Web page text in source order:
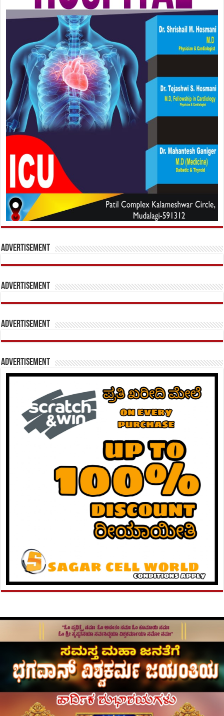
Advertisement
Advertisement
Advertisement
Advertisement